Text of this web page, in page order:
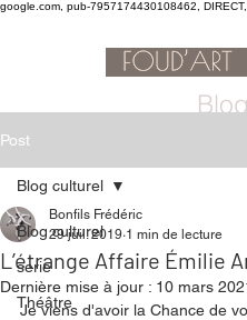
google.com, pub-7957174430108462,
Post
Blog culturel
serie
Théâtre
Blog culturel
L’étrange Affaire Émilie
Bonfils Frédéric
29 juil. 2019 1 min de lecture
Dernière mise à jour : 10 mars
Je viens d'avoir la Chance de